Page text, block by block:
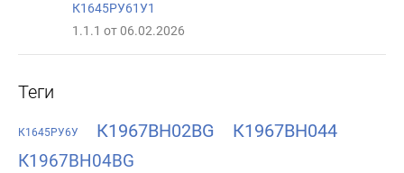
К1645РУ61У1
1.1.1 от 06.02.2026
Теги
К1645РУ6У К1967ВН02BG К1967ВН044
К1967ВН04BG